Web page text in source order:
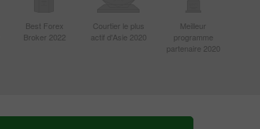
Best Forex
Broker 2022
Courtier le plus
actif d'Asie 2020
Meilleur
programme
partenaire 2020